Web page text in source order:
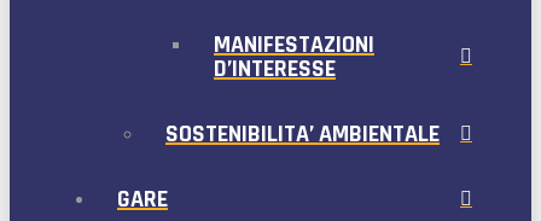
MANIFESTAZIONI
D’INTERESSE
SOSTENIBILITA’ AMBIENTALE
GARE